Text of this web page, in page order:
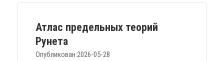
Атлас предельных теорий
Рунета
Опубликован:2026-05-28